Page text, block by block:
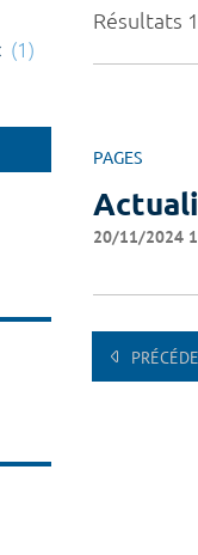
Résultats
PAGES
20/11/2024
(1)